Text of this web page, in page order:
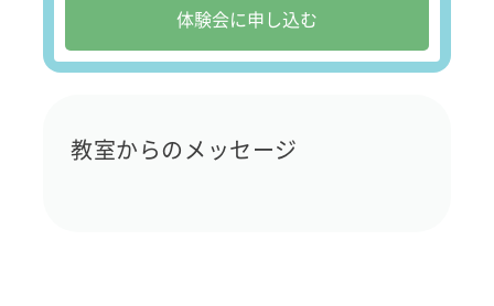
体験会に申し込む
教室からのメッセージ